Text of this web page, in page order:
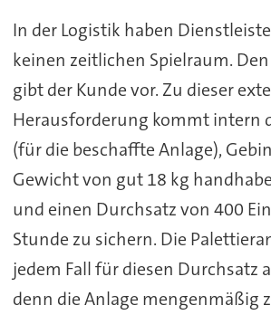
In der Logistik haben
keinen zeitlichen Spielraum.
gibt der Kunde vor. Zu dieser
Herausforderung kommt intern
(für die beschaffte Anlage),
Gewicht von gut 18 kg
und einen Durchsatz von 400
Stunde zu sichern. Die
jedem Fall für diesen Durchsatz
denn die Anlage mengenmäßig